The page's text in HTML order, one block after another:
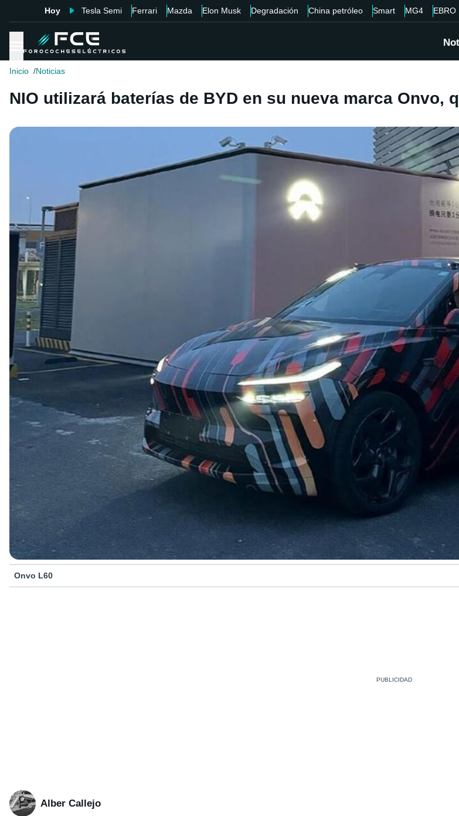
Hoy Tesla Semi Ferrari Mazda Elon Musk Degradación China petróleo Smart MG4 EBRO
Inicio Noticias
NIO utilizará baterías de BYD en su nueva marca Onvo,
Onvo L60
Alber Callejo